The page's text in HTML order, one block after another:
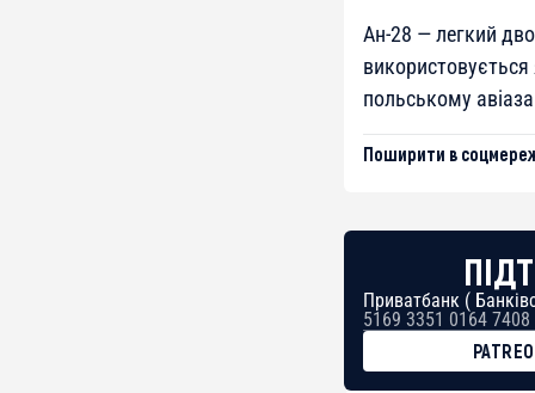
Ан-28 — легкий
польському
Поширити в
Приватбанк (
5169 3351 0164 7408